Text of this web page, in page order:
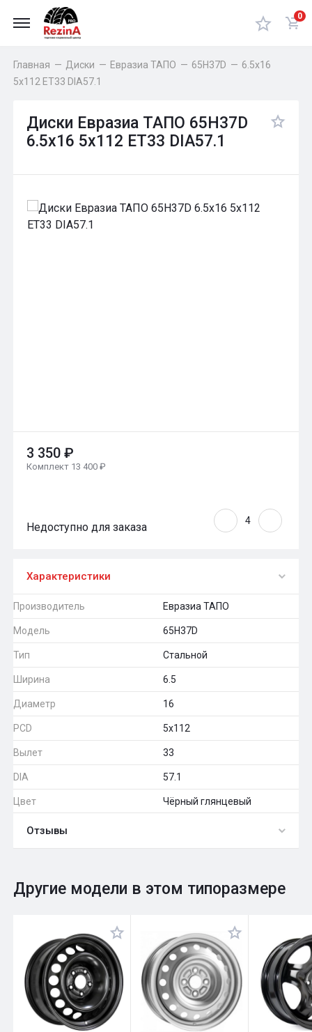
0
Главная — Диски — Евразиа ТАПО — 65H37D — 6.5x16
5x112 ET33 DIA57.1
Диски Евразиа ТАПО 65H37D
6.5x16 5x112 ET33 DIA57.1
3 350 ₽
Комплект 13 400 ₽
Недоступно для заказа
Характеристики
Производитель Евразиа ТАПО
Модель 65H37D
Тип Стальной
Ширина 6.5
Диаметр 16
PCD 5x112
Вылет 33
DIA 57.1
Цвет Чёрный глянцевый
Отзывы
Оставить отзыв
Общий рейтинг 0
Другие модели в этом типоразмере